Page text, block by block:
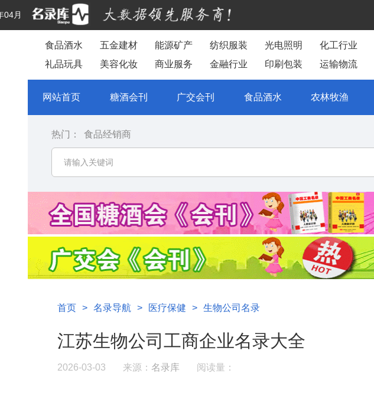
04月
食品酒水 五金建材 能源矿产 纺织服装 光电照明 化工行业
礼品玩具
美容化妆 商业服务 金融行业 印刷包装 运输物流
网站首页 糖酒会刊 广交会刊 食品酒水 农林牧渔
热门： 食品经销商
首页 > 名录导航 > 医疗保健 > 生物公司名录
江苏生物公司工商企业名录大全
2026-03-03 来源： 名录库 阅读量：